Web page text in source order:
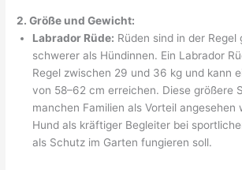
2. Größe und Gewicht:
Labrador Rüde: Rüden sind in der Regel
schwerer als Hündinnen. Ein Labrador
Regel zwischen 29 und 36 kg und kann
von 58–62 cm erreichen. Diese größere
manchen Familien als Vorteil angesehen
Hund als kräftiger Begleiter bei
als Schutz im Garten fungieren soll.